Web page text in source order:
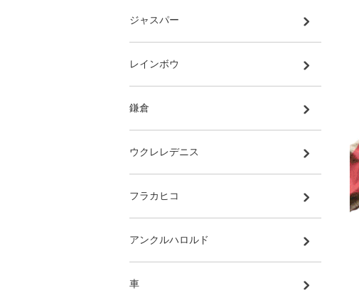
ジャスパー
レインボウ
鎌倉
ウクレレデニス
フラカヒコ
アンクルハロルド
車